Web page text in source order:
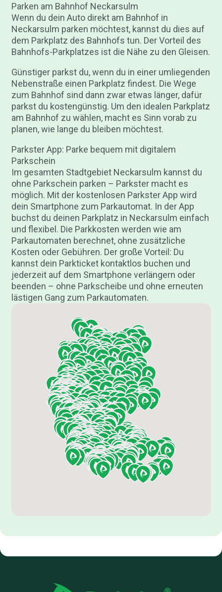
Parken am Bahnhof Neckarsulm
Wenn du dein Auto direkt am Bahnhof in
Neckarsulm parken möchtest, kannst du dies auf
dem Parkplatz des Bahnhofs tun. Der Vorteil des
Bahnhofs-Parkplatzes ist die Nähe zu den Gleisen.
Günstiger parkst du, wenn du in einer umliegenden
Nebenstraße einen Parkplatz findest. Die Wege
zum Bahnhof sind dann zwar etwas länger, dafür
parkst du kostengünstig. Um den idealen Parkplatz
am Bahnhof zu wählen, macht es Sinn vorab zu
planen, wie lange du bleiben möchtest.
Parkster App: Parke bequem mit digitalem
Parkschein
Im gesamten Stadtgebiet Neckarsulm kannst du
ohne Parkschein parken – Parkster macht es
möglich. Mit der kostenlosen Parkster App wird
dein Smartphone zum Parkautomat. In der App
buchst du deinen Parkplatz in Neckarsulm einfach
und flexibel. Die Parkkosten werden wie am
Parkautomaten berechnet, ohne zusätzliche
Kosten oder Gebühren. Der große Vorteil: Du
kannst dein Parkticket kontaktlos buchen und
jederzeit auf dem Smartphone verlängern oder
beenden – ohne Parkscheibe und ohne erneuten
lästigen Gang zum Parkautomaten.